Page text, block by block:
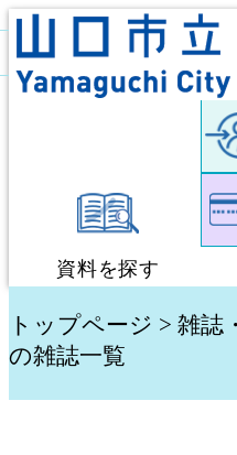
背景
資料を探す
蔵書検索・
トップページ > 雑誌
の雑誌一覧